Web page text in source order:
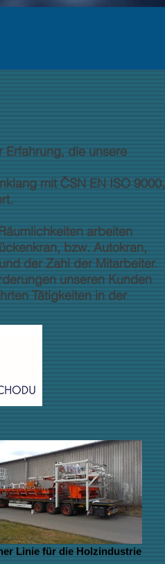
die unsere
mit ČSN EN ISO 9000,
arbeiten
bzw. Autokran,
der Zahl der Mitarbeiter.
unseren Kunden
Tätigkeiten in der
Linie für die Holzindustrie